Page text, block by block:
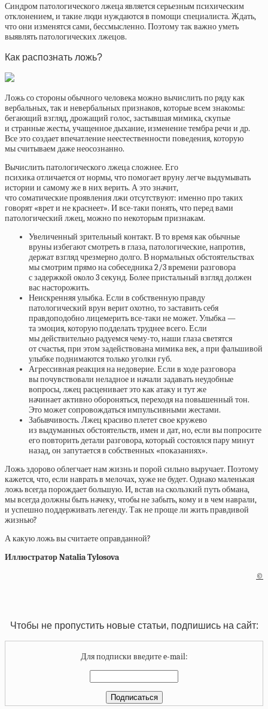
Синдром патологического лжеца является серьезным психическим
отклонением, и такие люди нуждаются в помощи специалиста. Ждать,
что они изменятся сами, бессмысленно. Поэтому так важно уметь
выявлять патологических лжецов.
Как распознать ложь?
Ложь со стороны обычного человека можно вычислить по ряду как
вербальных, так и невербальных признаков, которые всем знакомы:
бегающий взгляд, дрожащий голос, застывшая мимика, скупые
и странные жесты, учащенное дыхание, изменение тембра речи и др.
Все это создает впечатление неестественности поведения, которую
мы считываем даже неосознанно.
Вычислить патологического лжеца сложнее. Его
психика отличается от нормы, что помогает вруну легче выдумывать
истории и самому же в них верить. А это значит,
что соматические проявления лжи отсутствуют: именно про таких
говорят «врет и не краснеет». И все-таки понять, что перед вами
патологический лжец, можно по некоторым признакам.
Увеличенный зрительный контакт. В то время как обычные
вруны избегают смотреть в глаза, патологические, напротив,
держат взгляд чрезмерно долго. В нормальных обстоятельствах
мы смотрим прямо на собеседника 2/3 времени разговора
с задержкой около 3 секунд. Более пристальный взгляд должен
вас насторожить.
Неискренняя улыбка. Если в собственную правду
патологический врун верит охотно, то заставить себя
правдоподобно лицемерить все-таки не может. Улыбка —
та эмоция, которую подделать труднее всего. Если
мы действительно радуемся чему-то, наши глаза светятся
от счастья, при этом задействована мимика век, а при фальшивой
улыбке поднимаются только уголки губ.
Агрессивная реакция на недоверие. Если в ходе разговора
вы почувствовали неладное и начали задавать неудобные
вопросы, лжец расценивает это как атаку и тут же
начинает активно обороняться, переходя на повышенный тон.
Это может сопровождаться импульсивными жестами.
Забывчивость. Лжец красиво плетет свое кружево
из выдуманных обстоятельств, имен и дат, но, если вы попросите
его повторить детали разговора, который состоялся пару минут
назад, он запутается в собственных «показаниях».
Ложь здорово облегчает нам жизнь и порой сильно выручает. Поэтому
кажется, что, если наврать в мелочах, хуже не будет. Однако маленькая
ложь всегда порождает большую. И, встав на скользкий путь обмана,
мы всегда должны быть начеку, чтобы не забыть, кому и в чем наврали,
и успешно поддерживать легенду. Так не проще ли жить правдивой
жизнью?
А какую ложь вы считаете оправданной?
Иллюстратор Natalia Tylosova
©
Чтобы не пропустить новые статьи, подпишись на сайт:
Для подписки введите e-mail: